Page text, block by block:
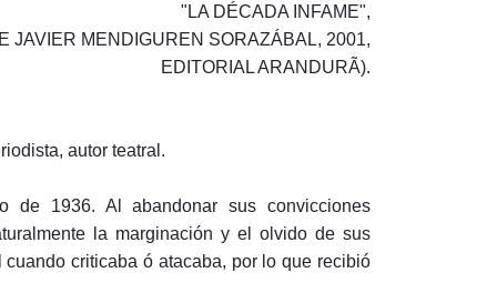
"LA DÉCADA INFAME",
JAVIER MENDIGUREN SORAZÁBAL, 2001,
EDITORIAL ARANDURÃ).
autor teatral.
de 1936. Al abandonar sus convicciones
la marginación y el olvido de sus
criticaba ó atacaba, por lo que recibió